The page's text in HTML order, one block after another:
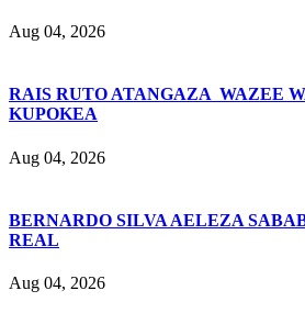
Aug 04, 2026
RAIS RUTO ATANGAZA WAZEE
KUPOKEA
Aug 04, 2026
BERNARDO SILVA AELEZA
REAL
Aug 04, 2026